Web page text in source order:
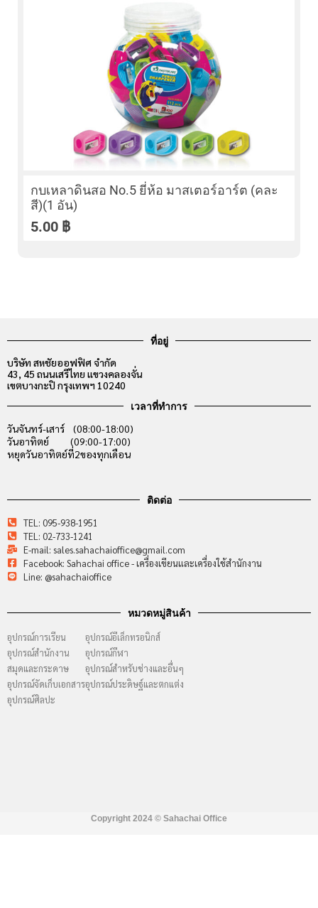
กบเหลาดินสอ No.5 ยี่ห้อ มาสเตอร์อาร์ต (คละ
สี)(1 อัน)
5.00 ฿
ที่อยู่
บริษัท สหชัยออฟฟิศ จำกัด
43, 45 ถนนเสรีไทย แขวงคลองจั่น
เขตบางกะปิ กรุงเทพฯ 10240
เวลาที่ทำการ
วันจันทร์-เสาร์ (08:00-18:00)
วันอาทิตย์ (09:00-17:00)
หยุดวันอาทิตย์ที่2ของทุกเดือน
ติดต่อ
TEL: 095-938-1951
TEL: 02-733-1241
E-mail: sales.sahachaioffice@gmail.com
Facebook: Sahachai office - เครื่องเขียนและเครื่องใช้สำนักงาน
Line: @sahachaioffice
หมวดหมู่สินค้า
อุปกรณ์การเรียน
อุปกรณ์สำนักงาน
สมุดและกระดาษ
อุปกรณ์จัดเก็บเอกสาร
อุปกรณ์ศิลปะ
อุปกรณ์อีเล็กทรอนิกส์
อุปกรณ์กีฬา
อุปกรณ์สำหรับช่างและอื่นๆ
อุปกรณ์ประดิษฐ์และตกแต่ง
Copyright 2024 © Sahachai Office